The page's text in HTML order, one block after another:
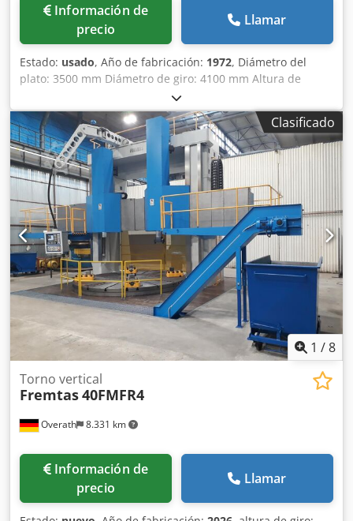
Información de
precio
Llamar
Estado: usado, Año de fabricación: 1972, Diámetro del
plato: 3500 mm Diámetro de giro: 4100 mm Altura de
torneado: 1400 mm Control: Siemens Desplazamiento
horizontal del carro: 2100 mm Ajuste del carro: 1300 mm
Ajuste de la viga transversal: 1300 mm Reacondicionado
en 1990 Los datos técnicos son especificaciones del
fabricante o del operador y, por lo tanto, no tienen
carácter vinculante para nosotros. Nos reservamos la
venta previa; únicamente rigen nuestras condiciones
generales de negocio y venta. Sobre nosotros más de 400
máquinas propias en stock más de 15.000 m² de superficie
de almacenaje, capacidad de grúa de 70 t más de 10.000
artículos y accesorios para su taller ¿Desea vender
máquinas, líneas de producción o su empresa? No dude
en consultarnos. Puede encontrar más ofertas en nuestro
sitio web. Las visitas son posibles previa cita. Dcsdpfx
Aijyqvpzsqjk Esperamos su visita. Su equipo de Markus
Hirsch
Clasificado
1 /8
Overath 8.331 km
Torno vertical
Fremtas40FMFR4
Información de
precio
Llamar